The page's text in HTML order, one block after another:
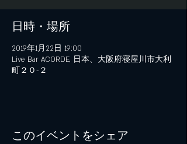
日時・場所
2019年1月22日 19:00
Live Bar ACORDE, 日本、大阪府寝屋川市大利
町２０−２
このイベントをシェア